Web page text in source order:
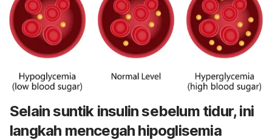
Selain suntik insulin sebelum tidur, ini
langkah mencegah hipoglisemia